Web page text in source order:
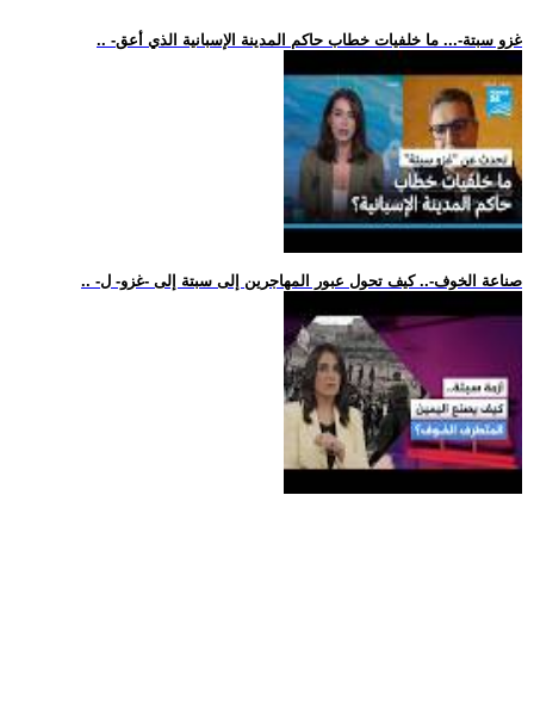
.. -غزو سبتة-... ما خلفيات خطاب حاكم المدينة الإسبانية الذي أعق
.. -صناعة الخوف-.. كيف تحول عبور المهاجرين إلى سبتة إلى -غزو- ل